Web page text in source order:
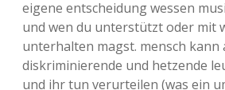
eigene entscheidung wessen
und wen du unterstützt oder mit
unterhalten magst. mensch kann
diskriminierende und hetzende
und ihr tun verurteilen (was ein